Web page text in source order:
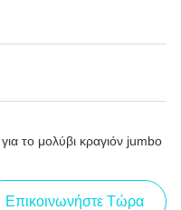
το μολύβι κραγιόν jumbo
Επικοινωνήστε Τώρα